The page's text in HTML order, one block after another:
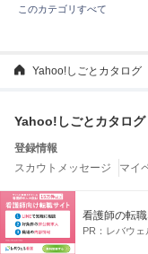
このカテゴリすべて
Yahoo!しごとカタログ
看護師の転
PR： レバウェ
Yahoo!しごとカタログ
登録情報
スカウトメッセージ
マイ
仕事を見つける
企業を探す
特徴から企業
転職エージェントを探す